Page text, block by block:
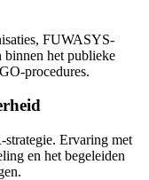
FUWASYS-
binnen het publieke
procedures.
Ervaring met
en het begeleiden